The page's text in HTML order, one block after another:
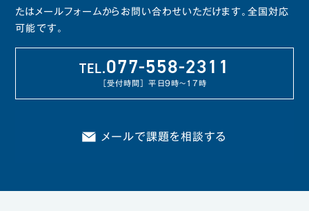
たはメールフォームからお問い合わせいただけます。 全国対応
可能です。
TEL.077-558-2311
［受付時間］ 平日9時～17時
メールで課題を相談する